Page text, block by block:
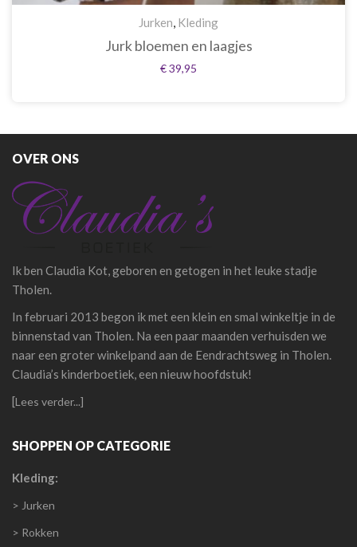
Jurken, Kleding
Jurk bloemen en laagjes
€39,95
OVER ONS
Ik ben Claudia Kot, geboren en getogen in het leuke stadje
Tholen.
In februari 2013 begon ik met een klein en smal winkeltje in de
binnenstad van Tholen. Na een paar maanden verhuisden we
naar een groter winkelpand aan de Eendrachtsweg in Tholen.
Claudia’s kinderboetiek, een nieuw hoofdstuk!
[Lees verder...]
SHOPPEN OP CATEGORIE
Kleding:
> Jurken
> Rokken